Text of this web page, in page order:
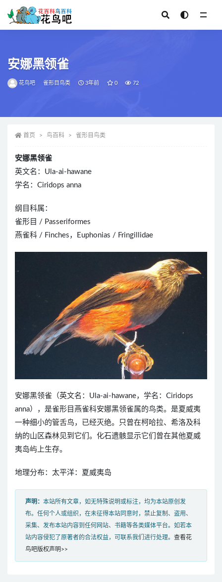
安娜黑领雀
花鸟吧 雀形目鸟类 3年前 0 72
首页 鸟百科 雀形目鸟类
安娜黑领雀
英文名：Ula-ai-hawane
学名：Ciridops anna
纲目科属：
雀形目 / Passeriformes
燕雀科 / Finches，Euphonias / Fringillidae
安娜黑领雀（英文名：Ula-ai-hawane，学名：Ciridops
anna），是雀形目燕雀科安娜黑领雀属的鸟类。是夏威夷
一种细小的管舌鸟，已经灭绝。只曾在柯哈拉、希洛及科
纳的山区森林见到它们。化石遗骸显示它们曾在其他夏威
夷岛屿上生存。
地理分布：太平洋：夏威夷岛
声明： 本站所有文章，如无特殊说明或标注，均为本站原创发
布。任何个人或组织，在未征得本站同意时，禁止复制、盗用、
采集、发布本站内容到任何网站、书籍等各类媒体平台。如若本
站内容侵犯了原著者的合法权益，可联系我们进行处理。 查看花
鸟吧版权声明>>